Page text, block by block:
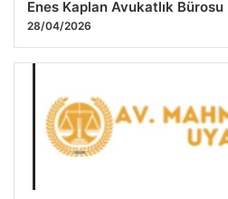
Enes Kaplan Avukatlık Bürosu
28/04/2026